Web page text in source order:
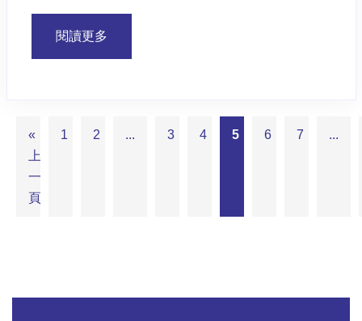
閱讀更多
«
上
一
頁
1 2 ... 3 4 5 6 7 ...